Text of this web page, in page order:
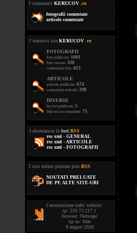
! comentarii KERUCOV .ro
fotografii comentate
articole comentate
! statistici site KERUCOV ro
FOTOGRAFII
foto publicate: 1601
foto retrase: 336
comentarii foto: 413
ARTICOLE
articole publicate: 674
comentarii articole: 298
DIVERSE
lucrari publicate: 5
link-uri recomandate: 71
! aboneaza-te la feed RSS
rss xml - GENERAL
rss xml - ARTICOLE
rss xml - FOTOGRAFII
! stiri online preluate prin RSS
NOUTATI PRELUATE
DE PE ALTE SITE-URI
! monitorizare trafic website
ip: 216.73.217.1
browser: Netscape
tip os: Mac
8 august 2026